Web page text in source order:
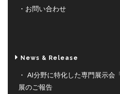
お問い合わせ
News & Release
AI分野に特化した専門展示会
展のご報告